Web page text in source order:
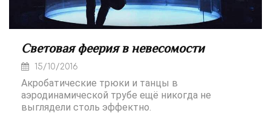
Световая феерия в невесомости
15/10/2016
Акробатические трюки и танцы в
аэродинамической трубе ещё никогда не
выглядели столь эффектно.